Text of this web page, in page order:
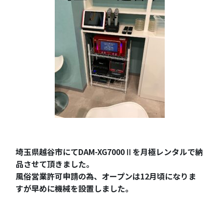
埼玉県越谷市にてDAM-XG7000Ⅱを月極レンタルで納
品させて頂きました。
風俗営業許可申請の為、オープンは12月頃になりま
すが早めに機械を設置しました。